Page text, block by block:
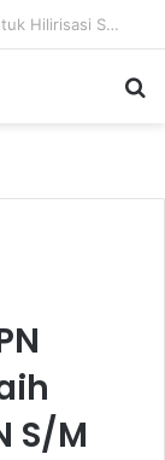
Karhutla Sungai Guntung Hilir Merangsek ke Hutan Primer, Alat Berat Tambahan Dikerahkan
S/M